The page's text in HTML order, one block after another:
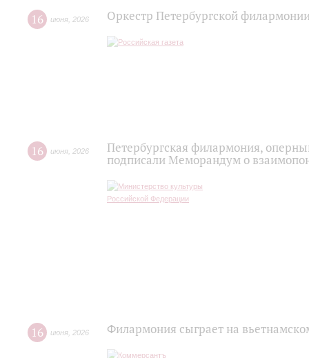
16 июня 2026 Оркестр Петербургской
16 июня 2026
Петербургская филармония,
подписали Меморандум о
16 июня 2026 Филармония сыграет на